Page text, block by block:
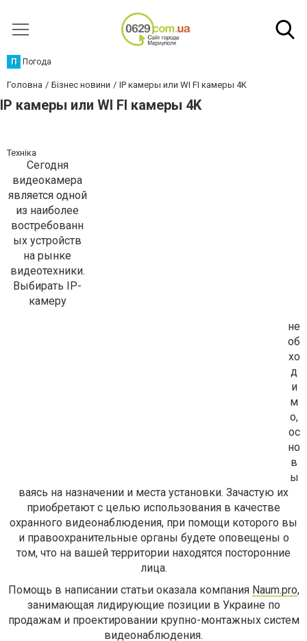
П Погода
Головна Бізнес новини IP камеры или WI FI камеры 4K
IP камеры или WI FI камеры 4K
Техніка
Сегодня
видеокамера
является одной
из наиболее
востребованн
ых устройств
на рынке
видеотехники.
Выбирать IP-
камеру
не
об
хо
д
и
м
о,
ос
но
в
ы
ваясь на назначении и места установки. Зачастую их
приобретают с целью использования в качестве
охранного видеонаблюдения, при помощи которого вы
и правоохранительные органы будете оповещены о
том, что на вашей территории находятся посторонние
лица.
Помощь в написании статьи оказала компания Naum.pro,
занимающая лидирующие позиции в Украине по
продажам и проектировании крупно-монтажных систем
видеонаблюдения.